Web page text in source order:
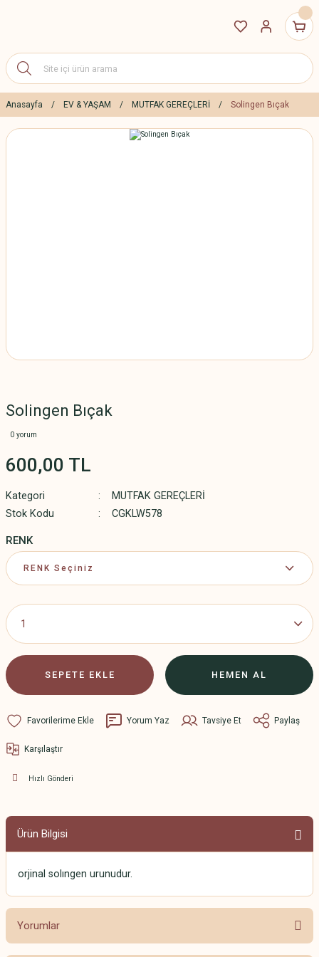
Anasayfa EV & YAŞAM MUTFAK GEREÇLERİ Solingen Bıçak
Solingen Bıçak
0 yorum
600,00 TL
Kategori
MUTFAK GEREÇLERİ
Stok Kodu
CGKLW578
RENK
SEPETE EKLE HEMEN AL
Yorum Yaz Tavsiye Et Paylaş
Karşılaştır
Hızlı Gönderi
Ürün Bilgisi
orjinal solıngen urunudur.
Yorumlar